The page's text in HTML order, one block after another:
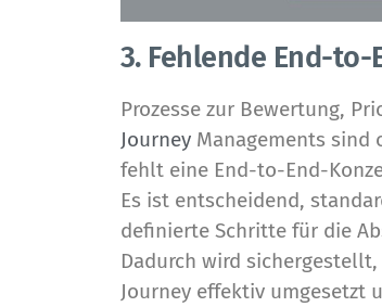
3. Fehlende End-
Prozesse zur Bewertung,
JourneyManagements sind
fehlt eine End-to-End-
Es ist entscheidend,
definierte Schritte für die
Dadurch wird
Journey effektiv